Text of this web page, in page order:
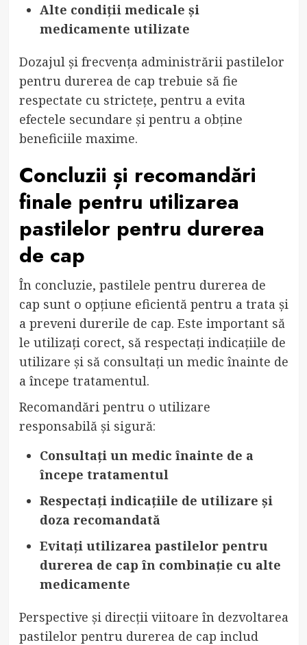
Alte condiții medicale și
medicamente utilizate
Dozajul și frecvența administrării pastilelor
pentru durerea de cap trebuie să fie
respectate cu strictețe, pentru a evita
efectele secundare și pentru a obține
beneficiile maxime.
Concluzii și recomandări
finale pentru utilizarea
pastilelor pentru durerea
de cap
În concluzie, pastilele pentru durerea de
cap sunt o opțiune eficientă pentru a trata și
a preveni durerile de cap. Este important să
le utilizați corect, să respectați indicațiile de
utilizare și să consultați un medic înainte de
a începe tratamentul.
Recomandări pentru o utilizare
responsabilă și sigură:
Consultați un medic înainte de a
începe tratamentul
Respectați indicațiile de utilizare și
doza recomandată
Evitați utilizarea pastilelor pentru
durerea de cap în combinație cu alte
medicamente
Perspective și direcții viitoare în dezvoltarea
pastilelor pentru durerea de cap includ